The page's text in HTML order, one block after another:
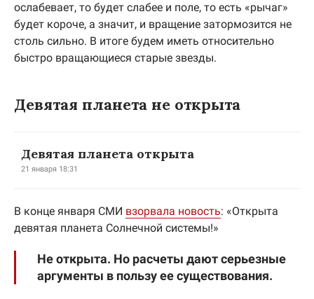
ослабевает, то будет слабее и поле, то есть «рычаг»
будет короче, а значит, и вращение затормозится не
столь сильно. В итоге будем иметь относительно
быстро вращающиеся старые звезды.
Девятая планета не открыта
Девятая планета открыта
21 января 18:31
В конце января СМИ взорвала новость: «Открыта
девятая планета Солнечной системы!»
Не открыта. Но расчеты дают серьезные
аргументы в пользу ее существования.